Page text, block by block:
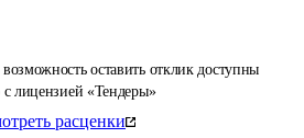
оставить отклик доступны
с лицензией «Тендеры»
расценки